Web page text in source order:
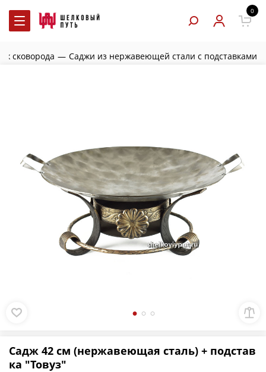
0
сковорода — Саджи из нержавеющей стали с подставками
Садж 42 см (нержавеющая сталь) + подстав
ка "Товуз"